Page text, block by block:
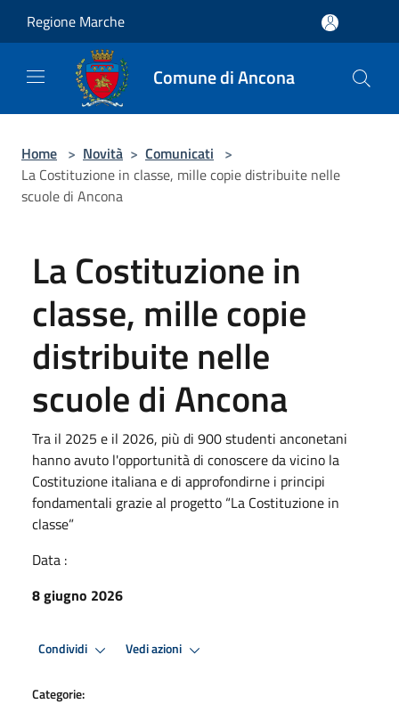
Regione Marche
Comune di Ancona
Home > Novità > Comunicati >
La Costituzione in classe, mille copie distribuite nelle
scuole di Ancona
La Costituzione in
classe, mille copie
distribuite nelle
scuole di Ancona
Tra il 2025 e il 2026, più di 900 studenti anconetani
hanno avuto l'opportunità di conoscere da vicino la
Costituzione italiana e di approfondirne i principi
fondamentali grazie al progetto “La Costituzione in
classe”
Data :
8 giugno 2026
Condividi Vedi azioni
Categorie: